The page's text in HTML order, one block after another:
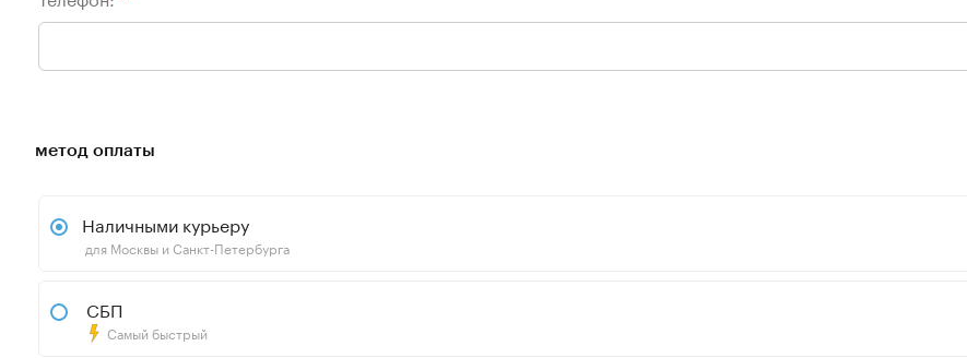
метод оплаты
Наличными курьеру
для Москвы и Санкт-Петербурга
СБП
Самый быстрый